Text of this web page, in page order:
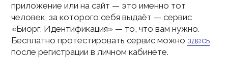
приложение или на сайт — это именно тот
человек, за которого себя выдаёт — сервис
«Биорг. Идентификация» — то, что вам нужно.
Бесплатно протестировать сервис можно здесь
после регистрации в личном кабинете.